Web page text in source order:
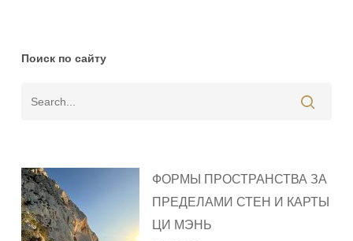
Поиск по сайту
ФОРМЫ ПРОСТРАНСТВА ЗА
ПРЕДЕЛАМИ СТЕН И КАРТЫ
ЦИ МЭНЬ